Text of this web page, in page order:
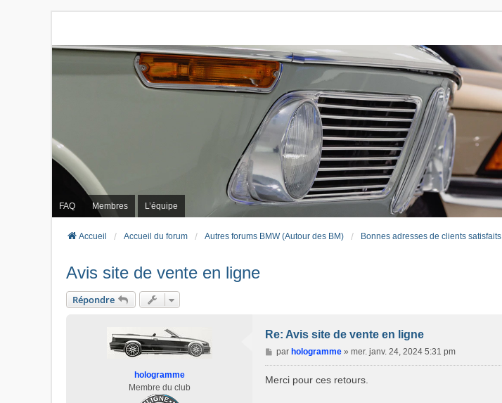
FAQ Membres L’équipe
Accueil Accueil du forum Autres forums BMW (Autour des BM) Bonnes adresses de clients satisfaits
Avis site de vente en ligne
Répondre
hologramme
Membre du club
Re: Avis site de vente en ligne
M
e
s
par hologramme» mer. janv. 24, 2024 5:31 pm
Merci pour ces retours.